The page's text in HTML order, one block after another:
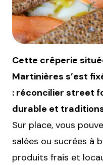
Cette crêperie
Martinières s’est
: réconcilier street
durable et
Sur place, vous
salées ou sucrées à
produits frais et